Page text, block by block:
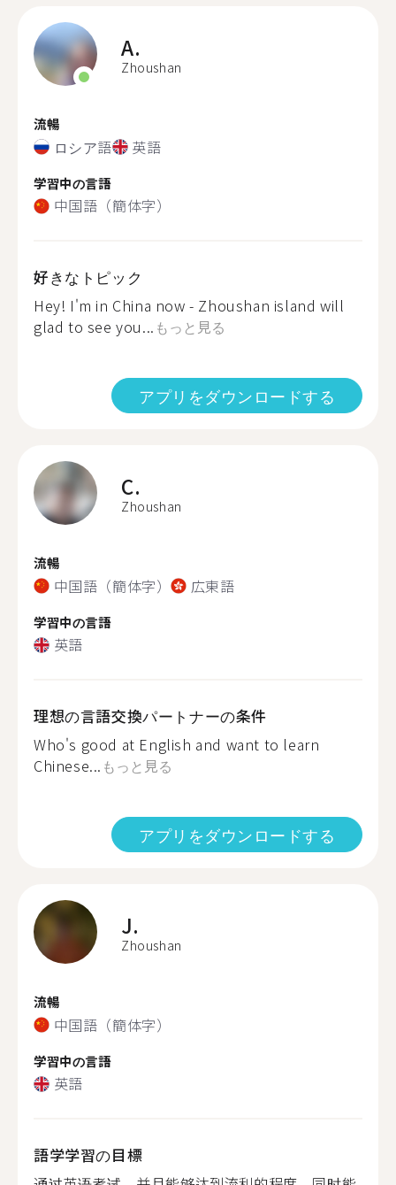
A.
Zhoushan
流暢
ロシア語 英語
学習中の言語
中国語（簡体字）
好きなトピック
Hey! I'm in China now - Zhoushan island will
glad to see you... もっと見る
アプリをダウンロードする
C.
Zhoushan
流暢
中国語（簡体字） 広東語
学習中の言語
英語
理想の言語交換パートナーの条件
Who's good at English and want to learn
Chinese... もっと見る
アプリをダウンロードする
J.
Zhoushan
流暢
中国語（簡体字）
学習中の言語
英語
語学学習の目標